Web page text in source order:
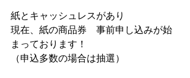
紙とキャッシュレスがあり
現在、紙の商品券　事前申し込みが始
まっております！
（申込多数の場合は抽選）